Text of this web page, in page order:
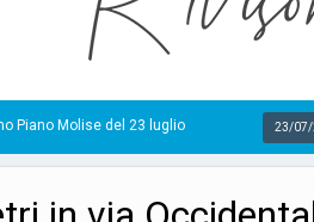
23 luglio 23/07/2026 468